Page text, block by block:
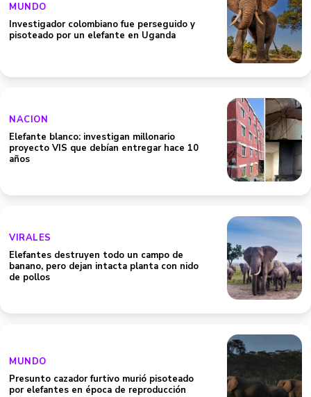
MUNDO
Investigador colombiano fue perseguido y
pisoteado por un elefante en Uganda
NACION
Elefante blanco: investigan millonario
proyecto VIS que debían entregar hace 10
años
VIRALES
Elefantes destruyen todo un campo de
banano, pero dejan intacta planta con nido
de pollos
MUNDO
Presunto cazador furtivo murió pisoteado
por elefantes en época de reproducción